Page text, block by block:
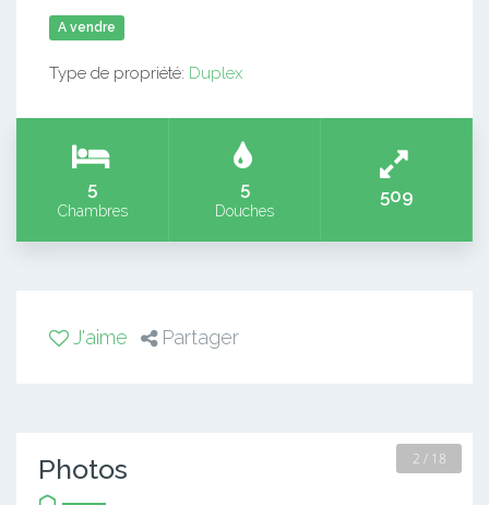
A vendre
Type de propriété: Duplex
5
Chambres
5
Douches
509
J'aime Partager
Photos 2 / 18